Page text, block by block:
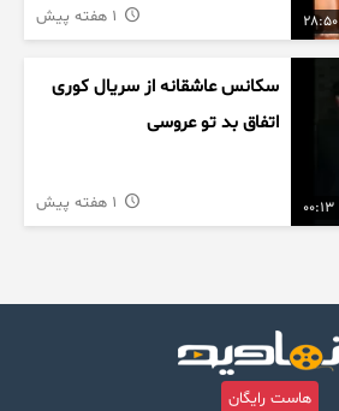
28:50
00:13
سکانس عاشقانه از سریال کوری
اتفاق بد تو عروسی
هاست رایگان